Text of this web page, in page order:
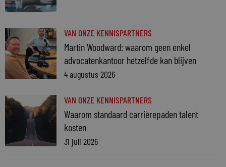
VAN ONZE KENNISPARTNERS
Martin Woodward: waarom geen enkel
advocatenkantoor hetzelfde kan blijven
4 augustus 2026
VAN ONZE KENNISPARTNERS
Waarom standaard carrièrepaden talent
kosten
31 juli 2026